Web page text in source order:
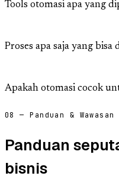
Tools otomasi apa yang
Proses apa saja yang bisa
Apakah otomasi cocok
08 — Panduan & Wawasan
Panduan
bisnis